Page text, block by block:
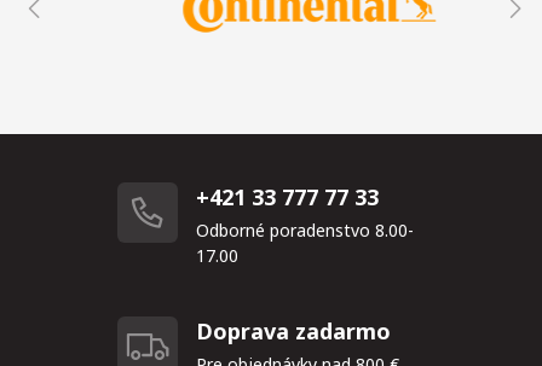
+421 33 777 77 33
Odborné poradenstvo 8.00-
17.00
Doprava zadarmo